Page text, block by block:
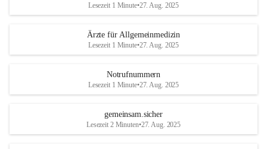
Lesezeit 1 Minute•27. Aug. 2025
Ärzte für Allgemeinmedizin
Lesezeit 1 Minute•27. Aug. 2025
Notrufnummern
Lesezeit 1 Minute•27. Aug. 2025
gemeinsam.sicher
Lesezeit 2 Minuten•27. Aug. 2025